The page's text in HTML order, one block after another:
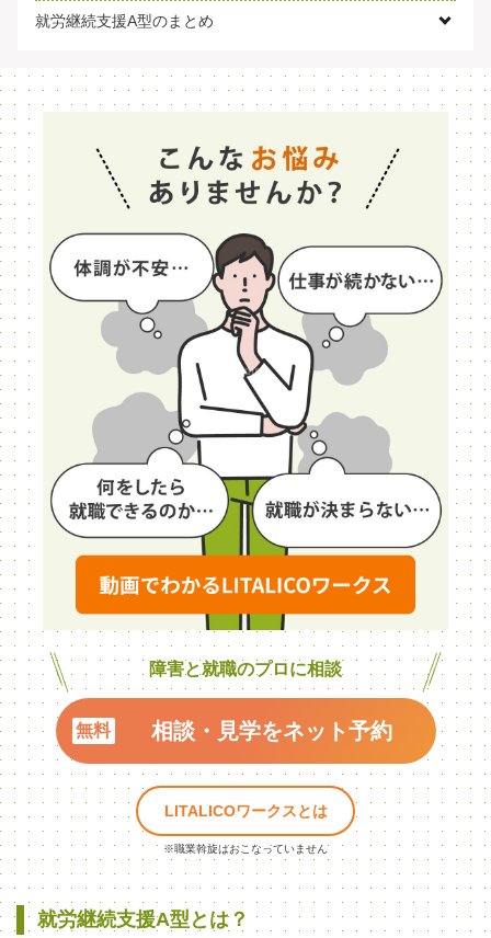
就労継続支援A型のまとめ
障害と就職のプロに相談
相談・見学をネット予約
LITALICOワークスとは
※職業斡旋はおこなっていません
就労継続支援A型とは？